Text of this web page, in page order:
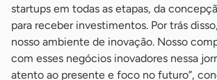
startups em todas as etapas, da
para receber investimentos. Por trás
nosso ambiente de inovação. Nosso
com esses negócios inovadores nessa
atento ao presente e foco no futuro”,